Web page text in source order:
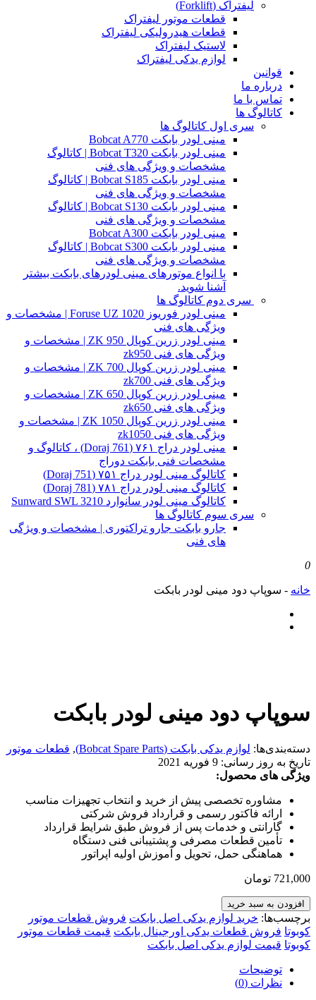
لیفتراک (Forklift)
قطعات موتور لیفتراک
قطعات هیدرولیکی لیفتراک
لاستیک لیفتراک
لوازم یدکی لیفتراک
قوانین
درباره ما
تماس با ما
کاتالوگ ها
سری اول کاتالوگ ها
مینی لودر بابکت Bobcat A770
مینی لودر بابکت Bobcat T320 | کاتالوگ
مشخصات و ویژگی های فنی
مینی لودر بابکت Bobcat S185 | کاتالوگ
مشخصات و ویژگی های فنی
مینی لودر بابکت Bobcat S130 | کاتالوگ
مشخصات و ویژگی های فنی
مینی لودر بابکت Bobcat A300
مینی لودر بابکت Bobcat S300 | کاتالوگ
مشخصات و ویژگی های فنی
با انواع موتورهای مینی لودرهای بابکت بیشتر
آشنا شوید.
سری دوم کاتالوگ ها
مینی لودر فوریوز Foruse UZ 1020 | مشخصات و
ویژگی های فنی
مینی لودر زرین کوپال ZK 950 | مشخصات و
ویژگی های فنی zk950
مینی لودر زرین کوپال ZK 700 | مشخصات و
ویژگی های فنی zk700
مینی لودر زرین کوپال ZK 650 | مشخصات و
ویژگی های فنی zk650
مینی لودر زرین کوپال ZK 1050 | مشخصات و
ویژگی های فنی zk1050
مینی لودر دراج ۷۶۱ (Doraj 761) ، کاتالوگ و
مشخصات فنی بابکت دوراج
کاتالوگ مینی لودر دراج ۷۵۱ (Doraj 751)
کاتالوگ مینی لودر دراج ۷۸۱ (Doraj 781)
کاتالوگ مینی لودر سانوارد Sunward SWL 3210
سری سوم کاتالوگ ها
جارو بابکت جارو تراکتوری | مشخصات و ویژگی
های فنی
0
خانه - سوپاپ دود مینی لودر بابکت
سوپاپ دود مینی لودر بابکت
دسته‌بندی‌ها: لوازم یدکی بابکت (Bobcat Spare Parts) , قطعات موتور
تاریخ به روز رسانی: 9 فوریه 2021
ویژگی های محصول:
مشاوره تخصصی پیش از خرید و انتخاب تجهیزات مناسب
ارائه فاکتور رسمی و قرارداد فروش شرکتی
گارانتی و خدمات پس از فروش طبق شرایط قرارداد
تأمین قطعات مصرفی و پشتیبانی فنی دستگاه
هماهنگی حمل، تحویل و آموزش اولیه اپراتور
721,000 تومان
افزودن به سبد خرید
برچسب‌ها: خرید لوازم یدکی اصل بابکت فروش قطعات موتور
کوبوتا فروش قطعات یدکی اورجینال بابکت قیمت قطعات موتور
کوبوتا قیمت لوازم یدکی اصل بابکت
توضیحات
نظرات (0)